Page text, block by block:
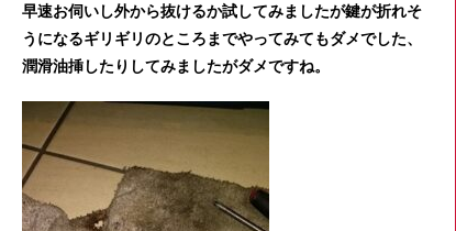
早速お伺いし外から抜けるか試してみましたが鍵が折れそ
うになるギリギリのところまでやってみてもダメでした、
潤滑油挿したりしてみましたがダメですね。